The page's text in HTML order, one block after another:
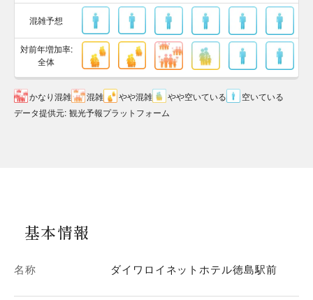
混雑予想
対前年増加率:
全体
かなり混雑 混雑 やや混雑 やや空いている
空いている
データ提供元: 観光予報プラットフォーム
基本情報
名称 ダイワロイネットホテル徳島駅前